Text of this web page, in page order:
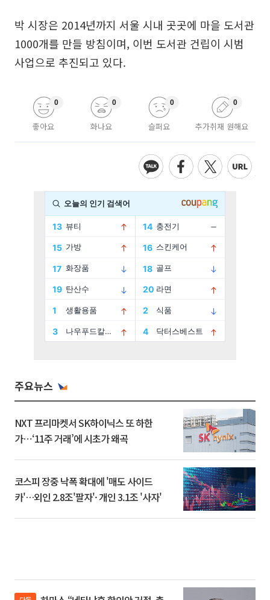
박 시장은 2014년까지 서울 시내 곳곳에 마을 도서관
1000개를 만들 방침이며, 이번 도서관 건립이 시범
사업으로 추진되고 있다.
좋아요
0
화나요
0
슬퍼요
0
추가취재 원해요
0
주요뉴스
NXT 프리마켓서 SK하이닉스 또 하한
가⋯‘11주 거래’에 시초가 왜곡
코스피 장중 낙폭 확대에 '매도 사이드
카'…외인 2.8조'팔자'· 개인 3.1조 '사자'